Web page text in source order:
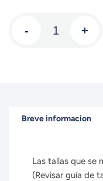
- +
Breve informacion
Las tallas que se
(Revisar guía de